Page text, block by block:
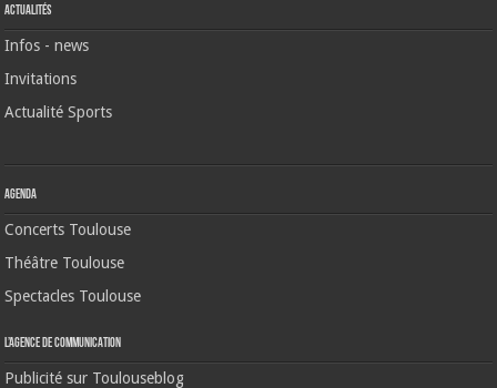
Actualités
Infos - news
Invitations
Actualité Sports
Agenda
Concerts Toulouse
Théâtre Toulouse
Spectacles Toulouse
L’agence de communication
Publicité sur Toulouseblog